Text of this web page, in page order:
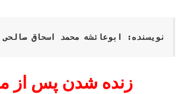
نویسنده: ابوعائشه محمد اسحاق صالحی
زنده شدن پس از